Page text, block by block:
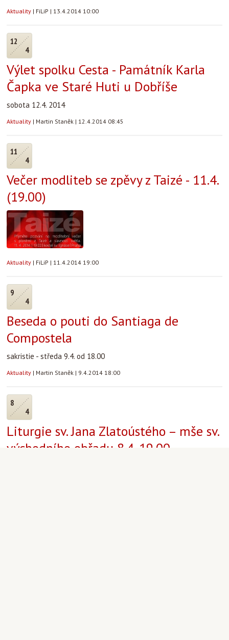
Aktuality | FiLiP | 13.4.2014 10:00
12
4
Výlet spolku Cesta - Památník Karla
Čapka ve Staré Huti u Dobříše
sobota 12.4. 2014
Aktuality | Martin Staněk | 12.4.2014 08:45
11
4
Večer modliteb se zpěvy z Taizé - 11.4.
(19.00)
Aktuality | FiLiP | 11.4.2014 19:00
9
4
Beseda o pouti do Santiaga de
Compostela
sakristie - středa 9.4. od 18.00
Aktuality | Martin Staněk | 9.4.2014 18:00
8
4
Liturgie sv. Jana Zlatoústého – mše sv.
východního obřadu 8.4. 19.00